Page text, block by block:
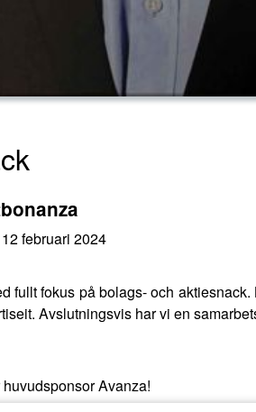
februari 2024
fullt fokus på bolags- och
Avslutningsvis har vi en
Avanza!